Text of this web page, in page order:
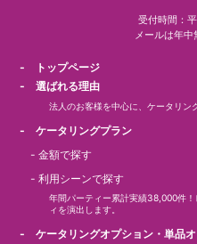
受付時間：
メールは年
- トップページ
- 選ばれる理由
法人のお客様を中心に、ケータリン
- ケータリングプラン
-金額で探す
-利用シーンで探す
年間パーティー累計実績38,000件
ィを演出します。
- ケータリングオプション・単品